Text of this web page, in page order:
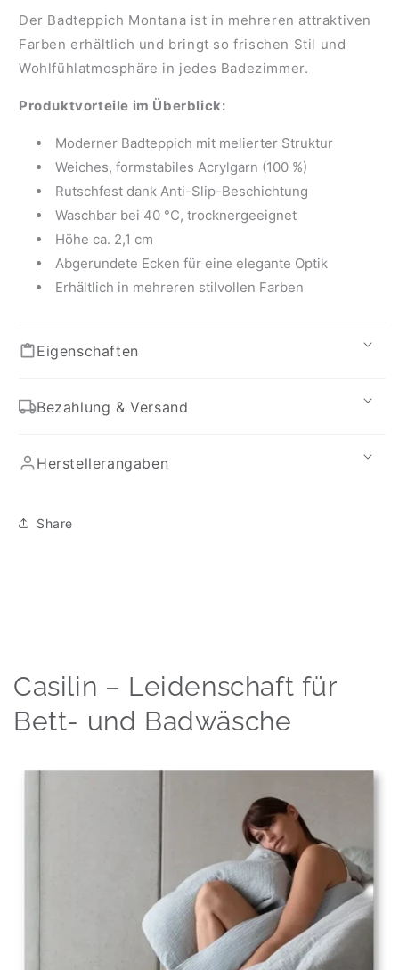
Der Badteppich Montana ist in mehreren attraktiven
Farben erhältlich und bringt so frischen Stil und
Wohlfühlatmosphäre in jedes Badezimmer.
Produktvorteile im Überblick:
Moderner Badteppich mit melierter Struktur
Weiches, formstabiles Acrylgarn (100 %)
Rutschfest dank Anti-Slip-Beschichtung
Waschbar bei 40 °C, trocknergeeignet
Höhe ca. 2,1 cm
Abgerundete Ecken für eine elegante Optik
Erhältlich in mehreren stilvollen Farben
Eigenschaften
Bezahlung & Versand
Herstellerangaben
Share
Casilin – Leidenschaft für
Bett- und Badwäsche